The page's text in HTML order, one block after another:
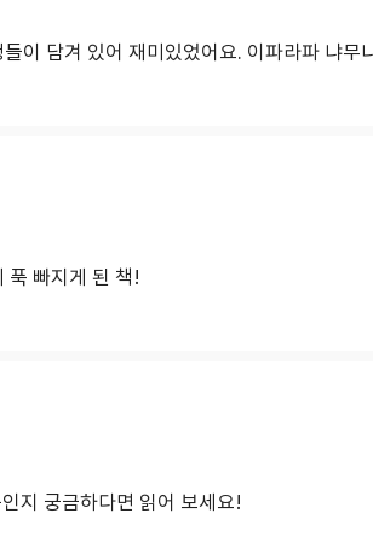
이 담겨 있어 재미있었어요. 이파라파 냐무
푹 빠지게 된 책!
지 궁금하다면 읽어 보세요!